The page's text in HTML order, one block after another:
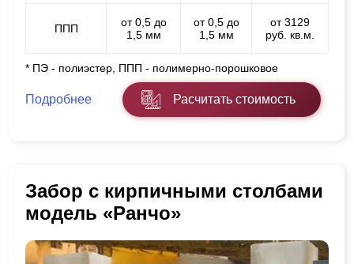
ППП
от 0,5 до
1,5 мм
от 0,5 до
1,5 мм
от 3129
руб. кв.м.
* ПЭ - полиэстер, ППП - полимерно-порошковое
Подробнее Расчитать стоимость
Забор с кирпичными столбами
модель «Ранчо»